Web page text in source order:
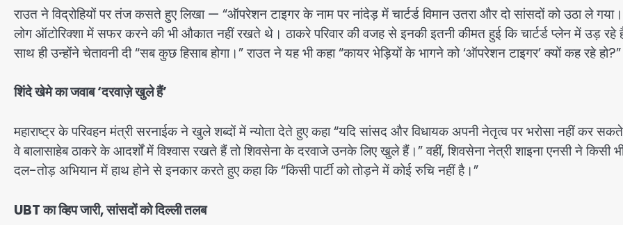
राउत ने विद्रोहियों पर तंज कसते हुए लिखा — “ऑपरेशन टाइगर के नाम पर नांदेड़ में चार्टर्ड विमान उतरा और दो सांसदों को उठा ले
लोग ऑटोरिक्शा में सफर करने की भी औकात नहीं रखते थे। ठाकरे परिवार की वजह से इनकी इतनी कीमत हुई कि चार्टर्ड प्लेन में उड़ रहे
साथ ही उन्होंने चेतावनी दी “सब कुछ हिसाब होगा।” राउत ने यह भी कहा “कायर भेड़ियों के भागने को ‘ऑपरेशन टाइगर’ क्यों कह रहे हो?”
शिंदे खेमे का जवाब ‘दरवाज़े खुले हैं’
महाराष्ट्र के परिवहन मंत्री सरनाईक ने खुले शब्दों में न्योता देते हुए कहा “यदि सांसद और विधायक अपनी नेतृत्व पर भरोसा नहीं कर
वे बालासाहेब ठाकरे के आदर्शों में विश्वास रखते हैं तो शिवसेना के दरवाजे उनके लिए खुले हैं।” वहीं, शिवसेना नेत्री शाइना एनसी ने किसी
दल-तोड़ अभियान में हाथ होने से इनकार करते हुए कहा कि “किसी पार्टी को तोड़ने में कोई रुचि नहीं है।”
UBT का व्हिप जारी, सांसदों को दिल्ली तलब